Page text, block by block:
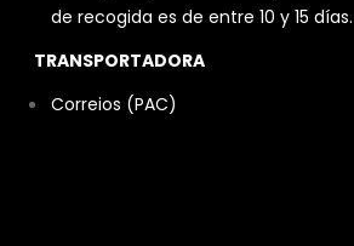
de recogida es de entre 10 y 15 días.
TRANSPORTADORA
Correios (PAC)